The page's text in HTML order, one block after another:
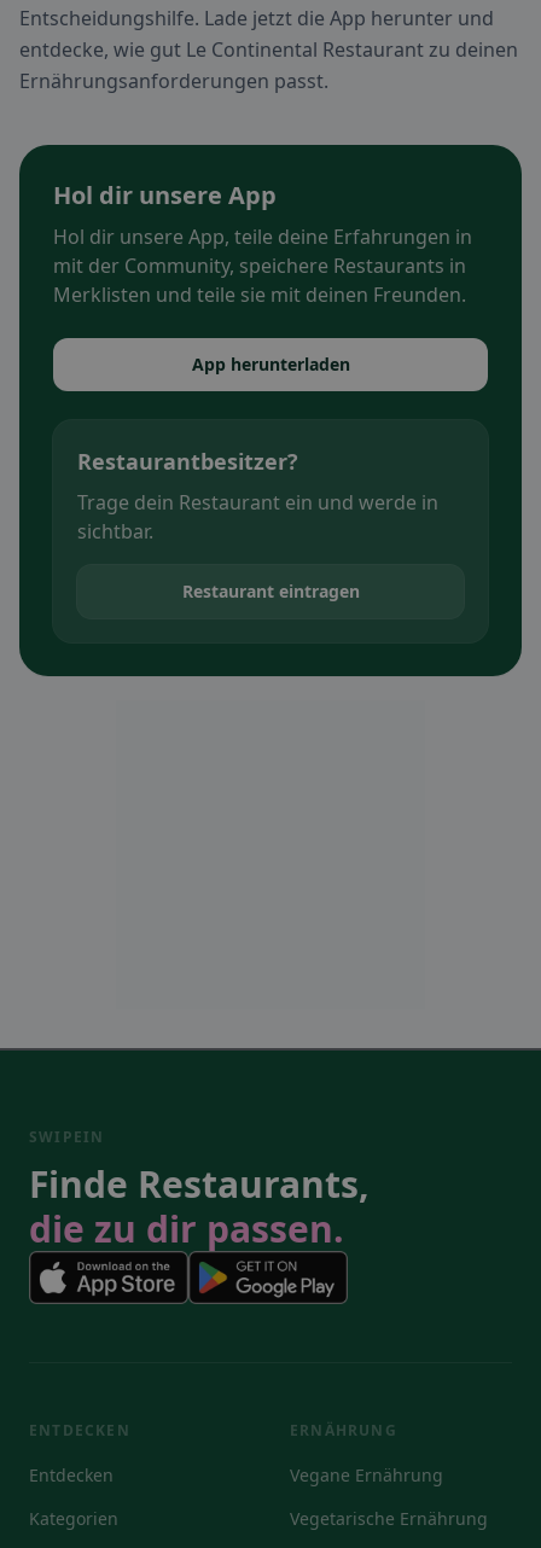
Entscheidungshilfe. Lade jetzt die App herunter und
entdecke, wie gut Le Continental Restaurant zu deinen
Ernährungsanforderungen passt.
Hol dir unsere App
Hol dir unsere App, teile deine Erfahrungen in
mit der Community, speichere Restaurants in
Merklisten und teile sie mit deinen Freunden.
App herunterladen
Restaurantbesitzer?
Trage dein Restaurant ein und werde in
sichtbar.
Restaurant eintragen
SWIPEIN
Finde Restaurants,
die zu dir passen.
ENTDECKEN
Entdecken
Kategorien
ERNÄHRUNG
Vegane Ernährung
Vegetarische Ernährung